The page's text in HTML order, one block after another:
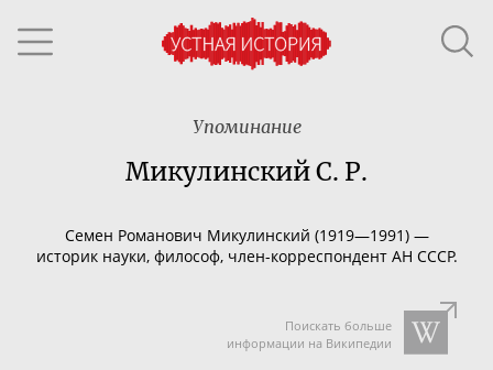
Упоминание
Микулинский С. Р.
Семен Романович Микулинский (1919—1991) —
историк науки, философ, член-корреспондентАН СССР.
Поискать больше
информации на Википедии